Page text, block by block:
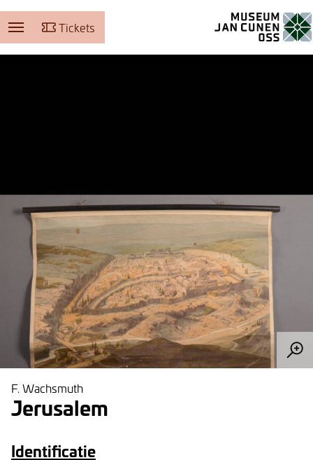
Tickets
F. Wachsmuth
Jerusalem
Identificatie